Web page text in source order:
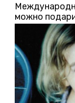
можно